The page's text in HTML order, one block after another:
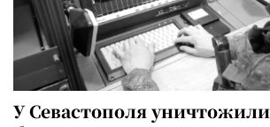
У Севастополя